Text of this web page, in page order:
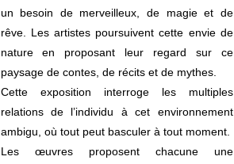
un besoin de merveilleux, de magie et de
rêve. Les artistes poursuivent cette envie de
nature en proposant leur regard sur ce
paysage de contes, de récits et de mythes.
Cette exposition interroge les multiples
relations de l’individu à cet environnement
ambigu, où tout peut basculer à tout moment.
Les œuvres proposent chacune une